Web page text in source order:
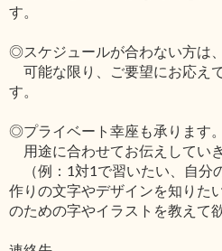
す。
◎スケジュールが合わない方は
可能な限り、ご要望にお応え
す。
◎プライベート幸座も承ります。
用途に合わせてお伝えしてい
（例：1対1で習いたい、自分
作りの文字やデザインを知りた
のための字やイラストを教えて